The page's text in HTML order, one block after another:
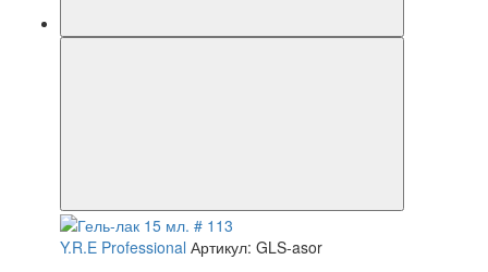
Y.R.E Professional Артикул: GLS-asor